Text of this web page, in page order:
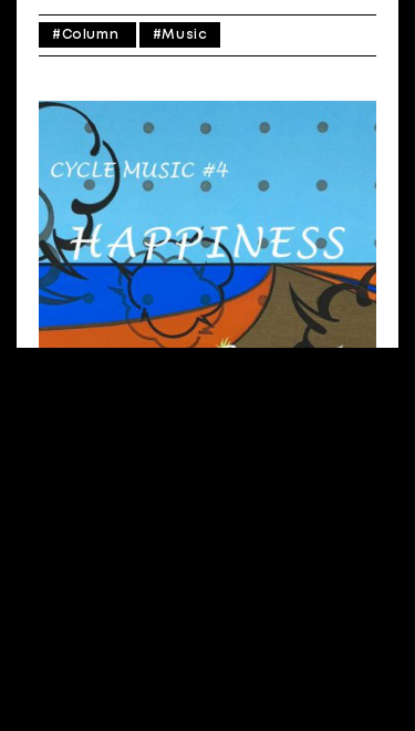
は“Punctured Bicycle”と歌いだされる、The
Smithsの「This Charming Man」を紹介しまし
#Column #Music